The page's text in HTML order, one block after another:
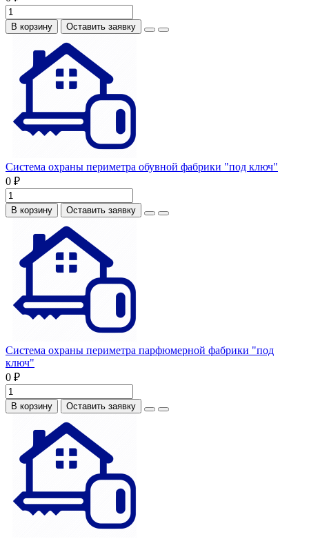
В корзину Оставить заявку
Система охраны периметра обувной фабрики "под ключ"
0 ₽
В корзину Оставить заявку
Система охраны периметра парфюмерной фабрики "под
ключ"
0 ₽
В корзину Оставить заявку